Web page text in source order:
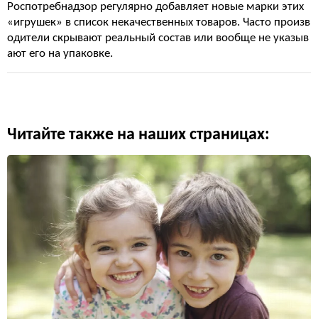
Роспотребнадзор регулярно добавляет новые марки этих
«игрушек» в список некачественных товаров. Часто произв
одители скрывают реальный состав или вообще не указыв
ают его на упаковке.
Читайте также на наших страницах: